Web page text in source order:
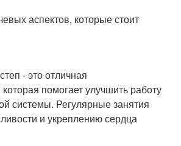
аспектов, которые стоит
- это отличная
помогает улучшить работу
системы. Регулярные занятия
и укреплению сердца